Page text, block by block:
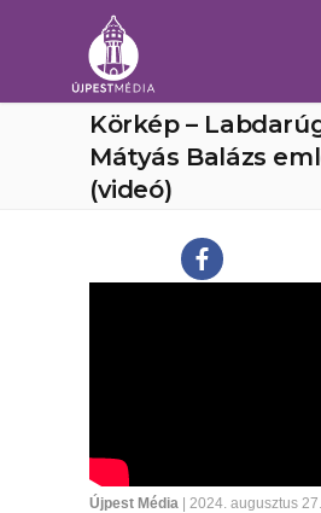
Körkép –
Mátyás Balázs
(videó)
Újpest Média | 2024. augusztus